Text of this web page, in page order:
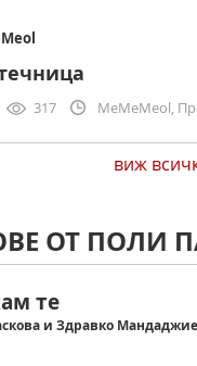
317 MeMeMeol,
виж
ОТ ПОЛИ
те
и Здравко